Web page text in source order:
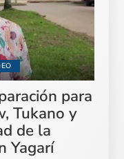
para
Tukano y
de la
Yagarí